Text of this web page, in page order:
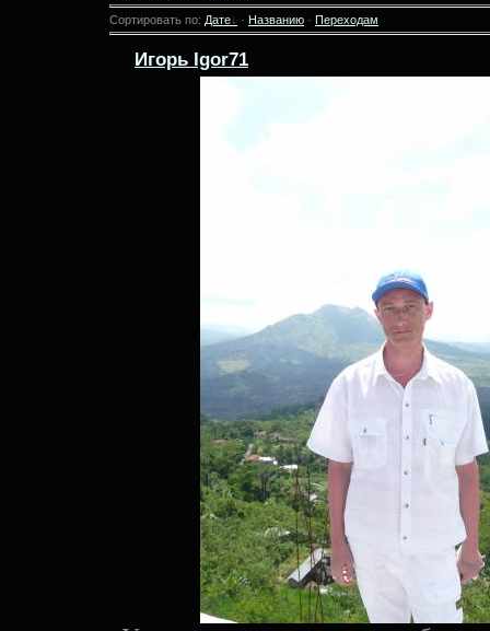
Сортировать по: Дате · Названию · Переходам
Игорь Igor71